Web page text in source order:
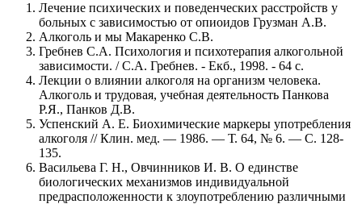
Лечение психических и поведенческих расстройств у
больных с зависимостью от опиоидов Грузман А.В.
Алкоголь и мы Макаренко С.В.
Гребнев С.А. Психология и психотерапия алкогольной
зависимости. / С.А. Гребнев. - Екб., 1998. - 64 с.
Лекции о влиянии алкоголя на организм человека.
Алкоголь и трудовая, учебная деятельность Панкова
Р.Я., Панков Д.В.
Успенский А. Е. Биохимические маркеры употребления
алкоголя // Клин. мед. — 1986. — Т. 64, № 6. — С. 128-
135.
Васильева Г. Н., Овчинников И. В. О единстве
биологических механизмов индивидуальной
предрасположенности к злоупотреблению различными